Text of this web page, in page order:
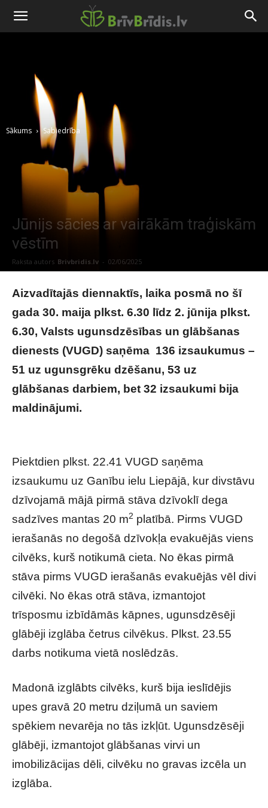
Sākums Sabiedrība
Jūnijs sācies ar vairākām traģiskām
vēstīm
Raksta autors Brivbridis.lv - 02/06/2025
Aizvadītajās diennaktīs, laika posmā no šī
gada 30. maija plkst. 6.30 līdz 2. jūnija plkst.
6.30, Valsts ugunsdzēsības un glābšanas
dienests (VUGD) saņēma 136 izsaukumus –
51 uz ugunsgrēku dzēšanu, 53 uz
glābšanas darbiem, bet 32 izsaukumi bija
maldinājumi.
Piektdien plkst. 22.41 VUGD saņēma
izsaukumu uz Ganību ielu Liepājā, kur divstāvu
dzīvojamā mājā pirmā stāva dzīvoklī dega
sadzīves mantas 20 m2 platībā. Pirms VUGD
ierašanās no degošā dzīvokļa evakuējās viens
cilvēks, kurš notikumā cieta. No ēkas pirmā
stāva pirms VUGD ierašanās evakuējās vēl divi
cilvēki. No ēkas otrā stāva, izmantojot
trīsposmu izbīdāmās kāpnes, ugunsdzēsēji
glābēji izglāba četrus cilvēkus. Plkst. 23.55
darbs notikuma vietā noslēdzās.
Madonā izglābts cilvēks, kurš bija ieslīdējis
upes gravā 20 metru dziļumā un saviem
spēkiem nevarēja no tās izkļūt. Ugunsdzēsēji
glābēji, izmantojot glābšanas virvi un
imobilizācijas dēli, cilvēku no gravas izcēla un
izglāba.